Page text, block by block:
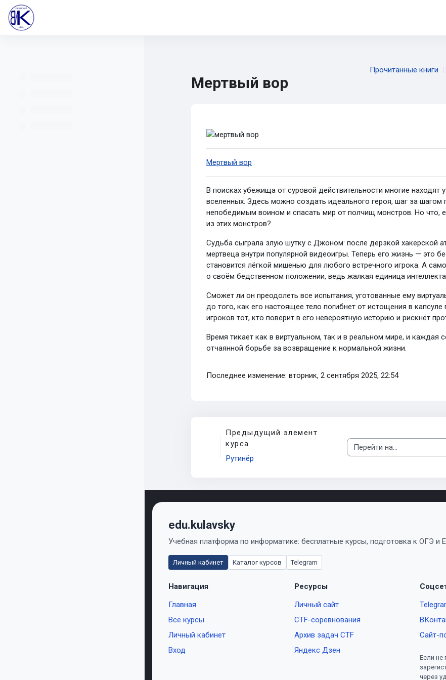
Перейти к основному содержанию
Мертвый вор
Прочитанные книги
Мертвый вор
В поисках убежища от суровой действительности многие находят
вселенных. Здесь можно создать идеального героя, шаг за шагом
непобедимым воином и спасать мир от полчищ монстров. Но
из этих монстров?
Судьба сыграла злую шутку с Джоном: после дерзкой хакерской
мертвеца внутри популярной видеоигры. Теперь его жизнь — это
становится лёгкой мишенью для любого встречного игрока. А
о своём бедственном положении, ведь жалкая единица
Сможет ли он преодолеть все испытания, уготованные ему
до того, как его настоящее тело погибнет от истощения в
игроков тот, кто поверит в его невероятную историю и рискнёт
Время тикает как в виртуальном, так и в реальном мире, и каждая
отчаянной борьбе за возвращение к нормальной жизни.
Последнее изменение: вторник, 2 сентября 2025, 22:54
Предыдущий элемент
курса
Рутинёр
Перейти на...
edu.kulavsky
Учебная платформа по информатике: бесплатные курсы, подготовка к ОГЭ и
Личный кабинет Каталог курсов Telegram
Навигация
Главная
Все курсы
Личный кабинет
Вход
Ресурсы
Личный сайт
CTF-соревнования
Архив задач CTF
Яндекс Дзен
Сайт-
Если не
через